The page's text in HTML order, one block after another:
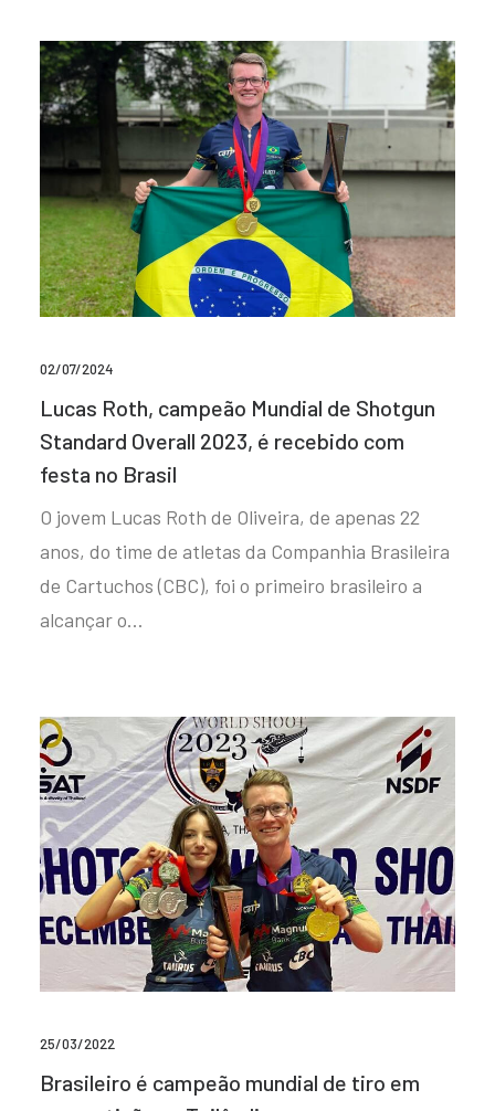
02/07/2024
Lucas Roth, campeão Mundial de Shotgun
Standard Overall 2023, é recebido com
festa no Brasil
O jovem Lucas Roth de Oliveira, de apenas 22
anos, do time de atletas da Companhia Brasileira
de Cartuchos (CBC), foi o primeiro brasileiro a
alcançar o…
25/03/2022
Brasileiro é campeão mundial de tiro em